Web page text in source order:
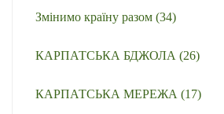
Змінимо країну разом (34)
КАРПАТСЬКА БДЖОЛА (26)
КАРПАТСЬКА МЕРЕЖА (17)